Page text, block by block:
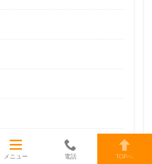
メニュー 電話 TOPへ